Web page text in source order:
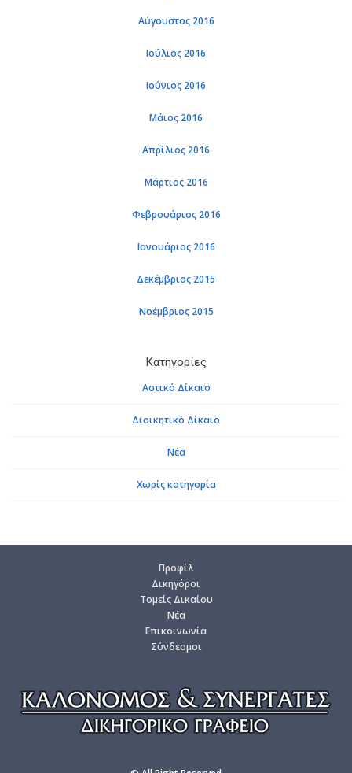
Αύ­γου­στος 2016
Ιού­λιος 2016
Ιού­νιος 2016
Μάιος 2016
Απρί­λιος 2016
Μάρ­τιος 2016
Φε­βρουά­ριος 2016
Ια­νουά­ριος 2016
Δε­κέμ­βριος 2015
Νο­έμ­βριος 2015
Κα­τη­γο­ρί­ες
Αστι­κό Δί­καιο
Διοι­κη­τι­κό Δί­καιο
Νέα
Χωρίς κα­τη­γο­ρία
Προ­φίλ
Δι­κη­γό­ροι
Το­μείς Δι­καί­ου
Νέα
Επι­κοι­νω­νία
Σύν­δε­σμοι